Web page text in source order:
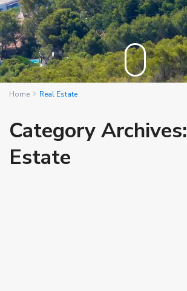
Home Real Estate
Category Archives:
Estate